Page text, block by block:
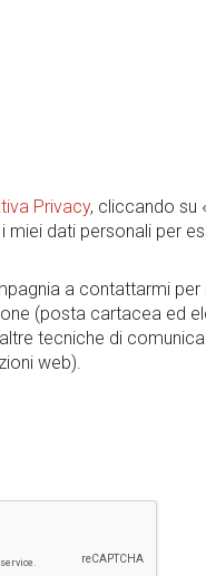
Privacy, cliccando su
miei dati personali per
a contattarmi
(posta cartacea ed
tecniche di
web).